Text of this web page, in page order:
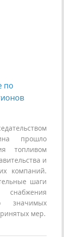
по
прошло
топливом
и
компаний.
шаги
снабжения
значимых
мер.